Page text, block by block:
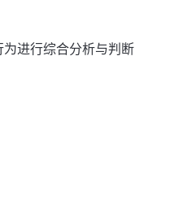
进行综合分析与判断